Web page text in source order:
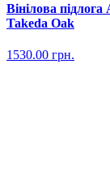
Вінілова
Takeda Oak
1530.00 грн.